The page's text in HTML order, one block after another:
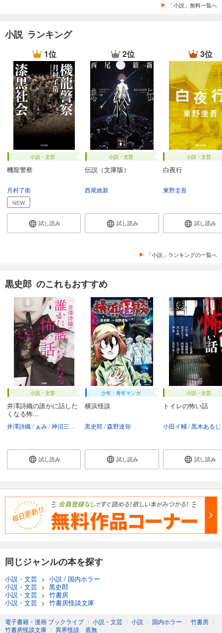
「小説」無料一覧へ
小説 ランキング
1位
小説・文芸
機龍警察
月村了衛
NEW
試し読み
2位
小説・文芸
伝説（文庫版）
西尾維新
試し読み
3位
小説・文芸
白夜行
東野圭吾
試し読み
「小説」ランキングの一覧へ
黒史郎 のこれもおすすめ
小説・文芸
井澤詩織の誰かに話した
くなる怖...
井澤詩織 ぁみ 神沼三平太 黒木あるじ 黒史郎 つくね乱蔵 三好一平 夜馬裕
試し読み
少年・青年マンガ
横浜怪談
黒史郎 森野達弥
試し読み
小説・文芸
トイレの怖い話
小田イ輔 黒木あるじ
試し読み
同じジャンルの本を探す
小説・文芸 > 小説 / 国内ホラー
小説・文芸 > 黒史郎
小説・文芸 > 竹書房
小説・文芸 > 竹書房怪談文庫
電子書籍・漫画 ブックライブ 〉 小説・文芸 〉 小説 〉 国内ホラー 〉 竹書房 〉
竹書房怪談文庫 〉 異界怪談 底無